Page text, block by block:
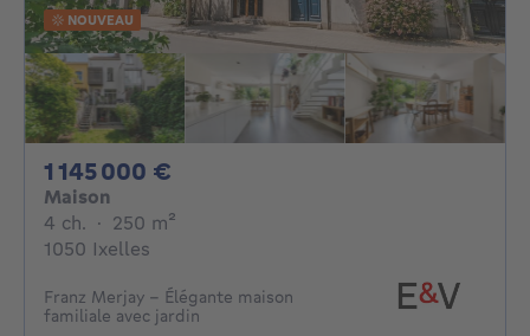
NOUVEAU
1 145 000 €
Maison
4 ch. 4 chambres
· 250 m²
1050 Ixelles
Franz Merjay - Élégante maison
familiale avec jardin